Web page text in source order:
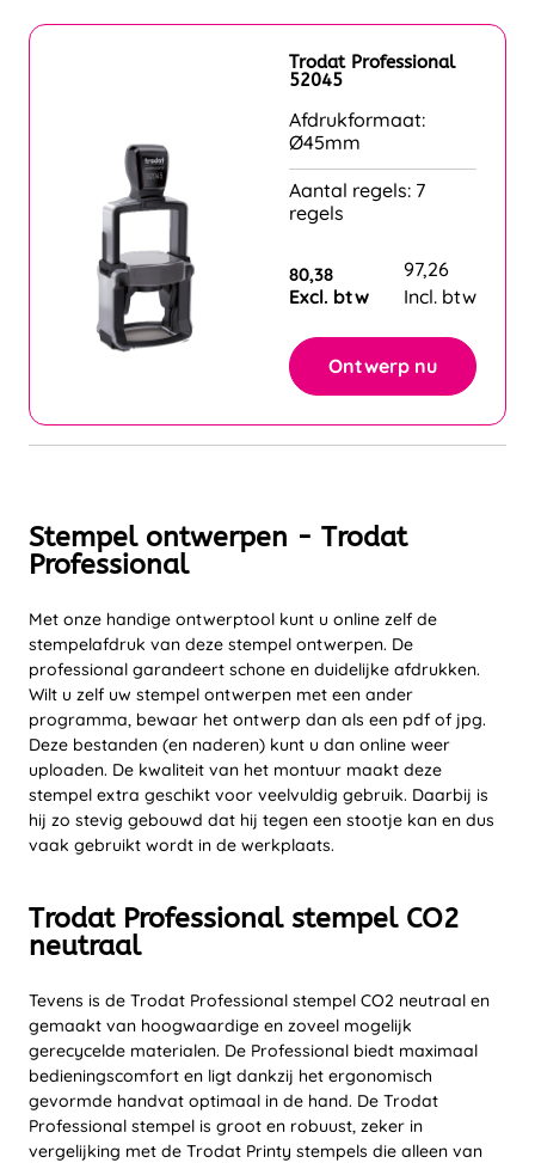
Trodat Professional
52045
Afdrukformaat:
Ø45mm
Aantal regels: 7
regels
80,38
Excl. btw
97,26
Incl. btw
Ontwerp nu
Stempel ontwerpen - Trodat
Professional
Met onze handige ontwerptool kunt u online zelf de
stempelafdruk van deze stempel ontwerpen. De
professional garandeert schone en duidelijke afdrukken.
Wilt u zelf uw stempel ontwerpen met een ander
programma, bewaar het ontwerp dan als een pdf of jpg.
Deze bestanden (en naderen) kunt u dan online weer
uploaden. De kwaliteit van het montuur maakt deze
stempel extra geschikt voor veelvuldig gebruik. Daarbij is
hij zo stevig gebouwd dat hij tegen een stootje kan en dus
vaak gebruikt wordt in de werkplaats.
Trodat Professional stempel CO2
neutraal
Tevens is de Trodat Professional stempel CO2 neutraal en
gemaakt van hoogwaardige en zoveel mogelijk
gerecycelde materialen. De Professional biedt maximaal
bedieningscomfort en ligt dankzij het ergonomisch
gevormde handvat optimaal in de hand. De Trodat
Professional stempel is groot en robuust, zeker in
vergelijking met de Trodat Printy stempels die alleen van